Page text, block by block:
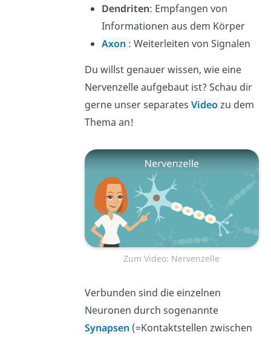
Dendriten: Empfangen von
Informationen aus dem Körper
Axon : Weiterleiten von Signalen
Du willst genauer wissen, wie eine
Nervenzelle aufgebaut ist? Schau dir
gerne unser separates Video zu dem
Thema an!
Zum Video: Nervenzelle
Verbunden sind die einzelnen
Neuronen durch sogenannte
Synapsen (=Kontaktstellen zwischen